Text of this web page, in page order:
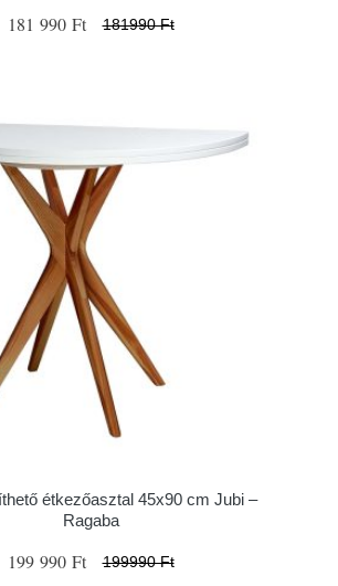
181 990 Ft 181990 Ft
étkezőasztal 45x90 cm Jubi –
Ragaba
199 990 Ft 199990 Ft